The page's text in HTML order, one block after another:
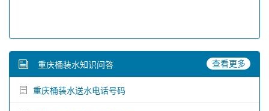
重庆桶装水知识问答 查看更多
重庆桶装水送水电话号码